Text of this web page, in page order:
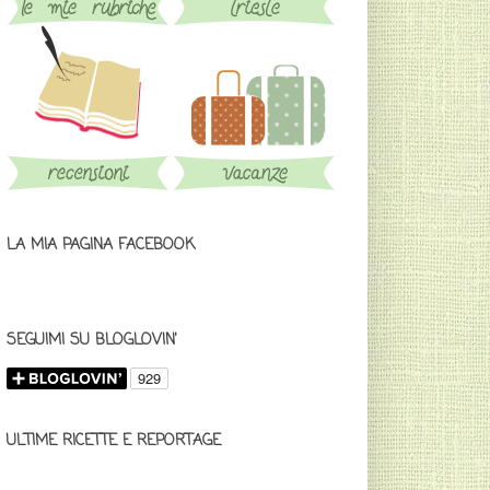
LA MIA PAGINA FACEBOOK
SEGUIMI SU BLOGLOVIN'
ULTIME RICETTE E REPORTAGE